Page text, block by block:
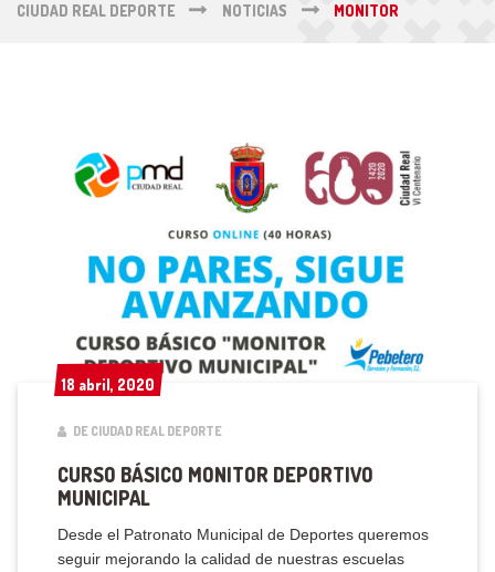
CIUDAD REAL DEPORTE NOTICIAS MONITOR
18 abril, 2020
18 abril, 2020
DE CIUDAD REAL DEPORTE
CURSO BÁSICO MONITOR DEPORTIVO
MUNICIPAL
Desde el Patronato Municipal de Deportes queremos
seguir mejorando la calidad de nuestras escuelas